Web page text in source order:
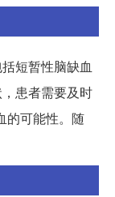
短暂性脑缺血
患者需要及时
的可能性。随